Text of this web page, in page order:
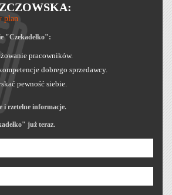
plan
"Czekadełko":
pracowników.
dobrego sprzedawcy.
pewność siebie.
i rzetelne informacje.
już teraz.